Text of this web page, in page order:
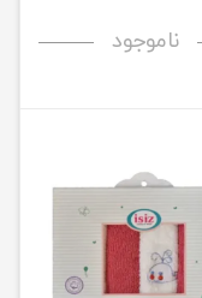
ناموجود